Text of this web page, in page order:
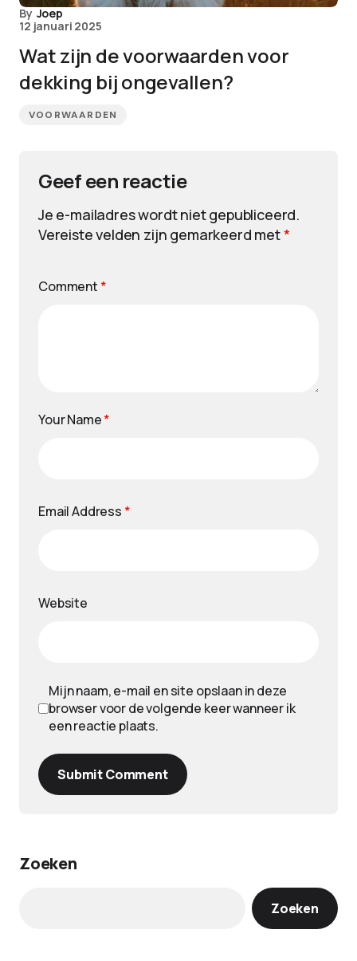
By Joep
12 januari 2025
Wat zijn de voorwaarden voor
dekking bij ongevallen?
VOORWAARDEN
Geef een reactie
Je e-mailadres wordt niet gepubliceerd.
Vereiste velden zijn gemarkeerd met*
Comment *
Your Name*
Email Address *
Website
Mijn naam, e-mail en site opslaan in deze
browser voor de volgende keer wanneer ik
een reactie plaats.
Submit Comment
Zoeken
Zoeken